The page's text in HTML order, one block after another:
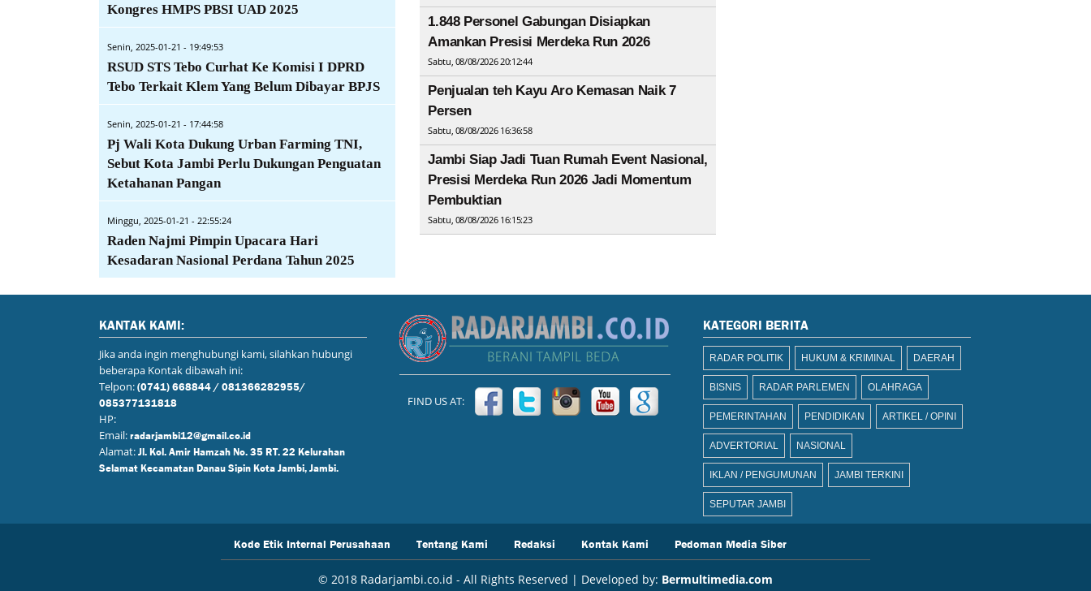
Kongres HMPS PBSI UAD 2025
Senin, 2025-01-21 - 19:49:53
RSUD STS Tebo Curhat Ke Komisi I DPRD
Tebo Terkait Klem Yang Belum Dibayar BPJS
Senin, 2025-01-21 - 17:44:58
Pj Wali Kota Dukung Urban Farming TNI,
Sebut Kota Jambi Perlu Dukungan Penguatan
Ketahanan Pangan
Minggu, 2025-01-21 - 22:55:24
Raden Najmi Pimpin Upacara Hari
Kesadaran Nasional Perdana Tahun 2025
1.848 Personel Gabungan Disiapkan
Amankan Presisi Merdeka Run 2026
Sabtu, 08/08/2026 20:12:44
Penjualan teh Kayu Aro Kemasan Naik 7
Persen
Sabtu, 08/08/2026 16:36:58
Jambi Siap Jadi Tuan Rumah Event Nasional,
Presisi Merdeka Run 2026 Jadi Momentum
Pembuktian
Sabtu, 08/08/2026 16:15:23
KANTAK KAMI:
Jika anda ingin menghubungi kami, silahkan hubungi
beberapa Kontak dibawah ini:
Telpon: (0741) 668844 / 081366282955/
085377131818
HP:
Email: radarjambi12@gmail.co.id
Alamat: Jl. Kol. Amir Hamzah No. 35 RT. 22 Kelurahan
Selamat Kecamatan Danau Sipin Kota Jambi, Jambi.
FIND US AT:
KATEGORI BERITA
RADAR POLITIK HUKUM & KRIMINAL DAERAH
BISNIS RADAR PARLEMEN OLAHRAGA
PEMERINTAHAN PENDIDIKAN ARTIKEL / OPINI
ADVERTORIAL NASIONAL
IKLAN / PENGUMUNAN JAMBI TERKINI
SEPUTAR JAMBI
Kode Etik Internal Perusahaan Tentang Kami Redaksi Kontak Kami Pedoman Media Siber
© 2018 Radarjambi.co.id - All Rights Reserved | Developed by: Bermultimedia.com